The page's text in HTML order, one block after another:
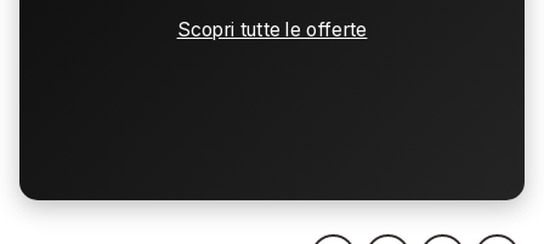
Scopri tutte le offerte